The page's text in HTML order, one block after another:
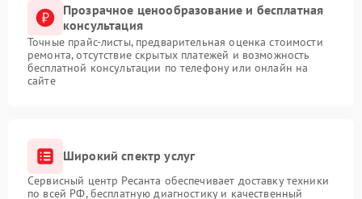
Прозрачное ценообразование и бесплатная
консультация
Точные прайс-листы, предварительная оценка стоимости
ремонта, отсутствие скрытых платежей и возможность
бесплатной консультации по телефону или онлайн на
сайте
Широкий спектр услуг
Сервисный центр Ресанта обеспечивает доставку техники
по всей РФ, бесплатную диагностику и качественный